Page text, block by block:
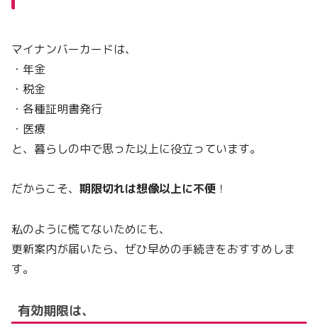
マイナンバーカードは、
・年金
・税金
・各種証明書発行
・医療
と、暮らしの中で思った以上に役立っています。
だからこそ、 期限切れは想像以上に不便 ！
私のように慌てないためにも、
更新案内が届いたら、ぜひ早めの手続きをおすすめしま
す。
有効期限は、